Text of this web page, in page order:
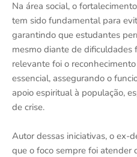
Na área social, o
tem sido fundamental para
garantindo que estudantes
mesmo diante de dificuldades
relevante foi o
essencial, assegurando o
apoio espiritual à população,
de crise.
Autor dessas iniciativas, o ex-
que o foco sempre foi atender